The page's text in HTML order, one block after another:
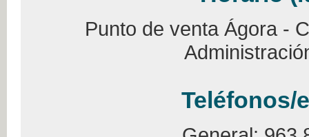
Punto de venta Ágora -
Teléfonos/